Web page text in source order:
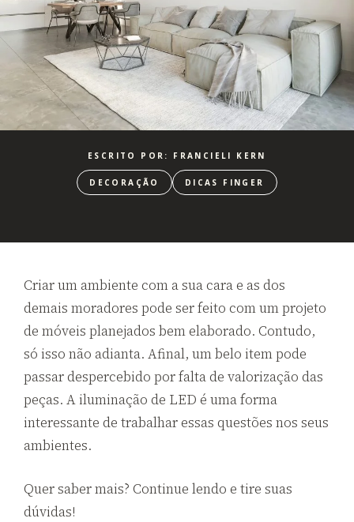
ESCRITO POR: FRANCIELI KERN
DECORAÇÃO DICAS FINGER
Criar um ambiente com a sua cara e as dos
demais moradores pode ser feito com um projeto
de móveis planejados bem elaborado. Contudo,
só isso não adianta. Afinal, um belo item pode
passar despercebido por falta de valorização das
peças. A iluminação de LED é uma forma
interessante de trabalhar essas questões nos seus
ambientes.
Quer saber mais? Continue lendo e tire suas
dúvidas!